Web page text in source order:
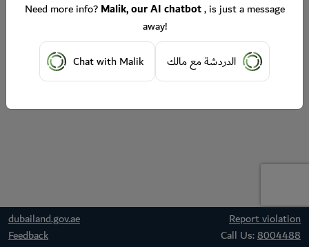
dubailand.gov.ae
Report violation
Feedback
Call Us:8004488
Need more info?Malik, our AI chatbot, is just a message
away!
Chat with Malik
الدردشة مع مالك